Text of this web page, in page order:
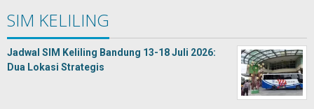
SIM KELILING
Jadwal SIM Keliling Bandung 13-18 Juli 2026:
Dua Lokasi Strategis